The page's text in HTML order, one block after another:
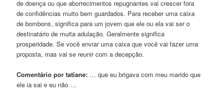
de doença ou que aborrecimentos repugnantes vai crescer fora
de confidências muito bem guardados. Para receber uma caixa
de bombons, significa para um jovem que ele ou ela vai ser o
destinatário de muita adulação. Geralmente significa
prosperidade. Se você enviar uma caixa que você vai fazer uma
proposta, mas vai se reunircom a decepção.
Comentário por tatiane: … que eu brigavacom meu marido que
ele ia sai e eu não …